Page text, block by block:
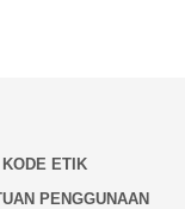
KODE ETIK
PENGGUNAAN